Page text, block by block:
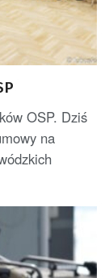
OSP. Dziś
na